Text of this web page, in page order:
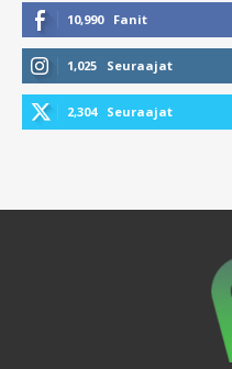
10,990 Fanit
1,025 Seuraajat
2,304 Seuraajat